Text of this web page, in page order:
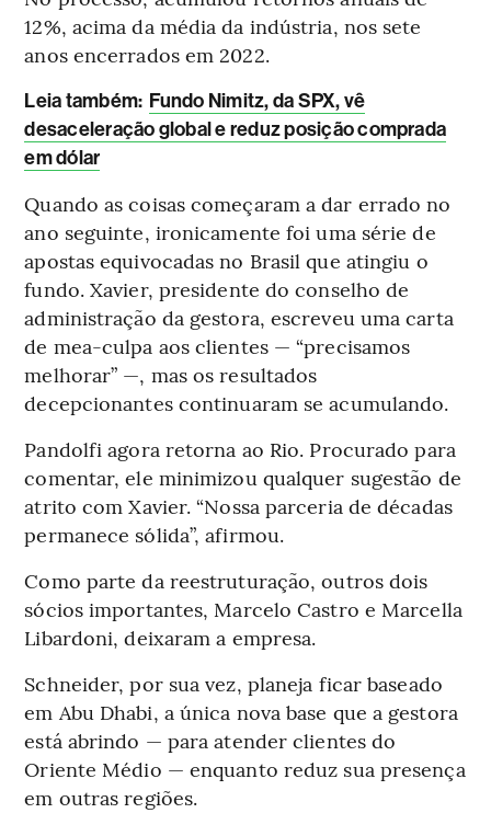
12%, acima da média da indústria, nos sete
anos encerrados em 2022.
Leia também: Fundo Nimitz, da SPX, vê
desaceleração global e reduz posição comprada
em dólar
Quando as coisas começaram a dar errado no
ano seguinte, ironicamente foi uma série de
apostas equivocadas no Brasil que atingiu o
fundo. Xavier, presidente do conselho de
administração da gestora, escreveu uma carta
de mea-culpa aos clientes — “precisamos
melhorar” —, mas os resultados
decepcionantes continuaram se acumulando.
Pandolfi agora retorna ao Rio. Procurado para
comentar, ele minimizou qualquer sugestão de
atrito com Xavier. “Nossa parceria de décadas
permanece sólida”, afirmou.
Como parte da reestruturação, outros dois
sócios importantes, Marcelo Castro e Marcella
Libardoni, deixaram a empresa.
Schneider, por sua vez, planeja ficar baseado
em Abu Dhabi, a única nova base que a gestora
está abrindo — para atender clientes do
Oriente Médio — enquanto reduz sua presença
em outras regiões.